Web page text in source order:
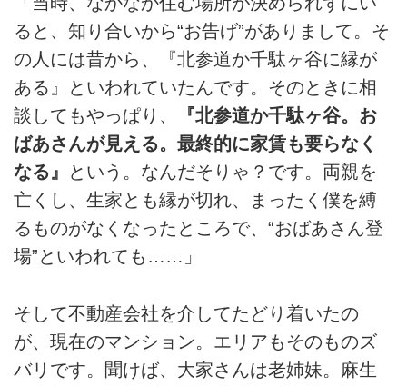
ると、知り合いから“お告げ”がありまして。そ
の人には昔から、『北参道か千駄ヶ谷に縁が
ある』といわれていたんです。そのときに相
談してもやっぱり、
『北参道か千駄ヶ谷。お
ばあさんが見える。最終的に家賃も要らなく
なる』
という。なんだそりゃ？です。両親を
亡くし、生家とも縁が切れ、まったく僕を縛
るものがなくなったところで、“おばあさん登
場”といわれても……」
そして不動産会社を介してたどり着いたの
が、現在のマンション。エリアもそのものズ
バリです。聞けば、大家さんは老姉妹。麻生